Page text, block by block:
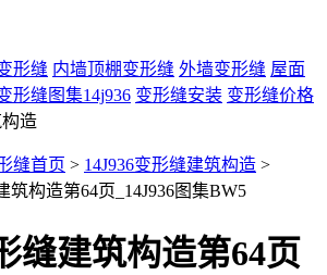
形缝 内墙顶棚变形缝 外墙变形缝 屋面
形缝图集14j936 变形缝安装 变形缝价格
缝首页 > 14J936变形缝建筑构造 >
筑构造第64页_14J936图集BW5
缝建筑构造第64页